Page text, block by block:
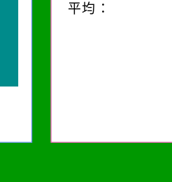
平均：